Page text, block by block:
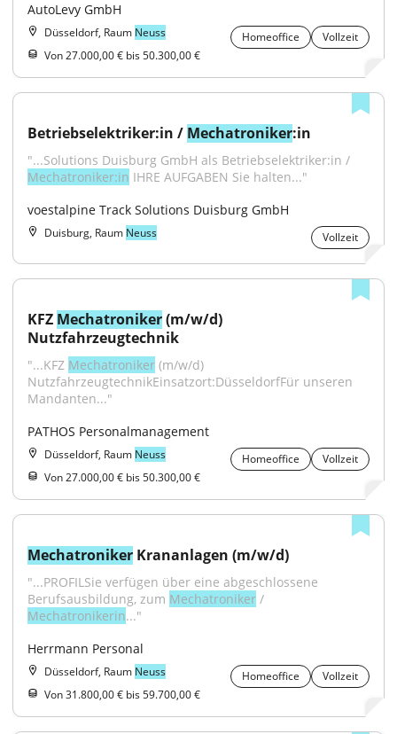
AutoLevy GmbH
Düsseldorf, Raum Neuss Homeoffice
Vollzeit
Von 27.000,00 € bis 50.300,00 €
Betriebselektriker:in / Mechatroniker:in
Mechatroniker:in IHRE AUFGABEN Sie halten..."
voestalpine Track Solutions Duisburg GmbH
Duisburg, Raum Neuss Vollzeit
KFZ Mechatroniker (m/w/d)
Nutzfahrzeugtechnik
"...KFZ Mechatroniker (m/w/d)
NutzfahrzeugtechnikEinsatzort:DüsseldorfFür unseren
Mandanten..."
PATHOS Personalmanagement
Düsseldorf, Raum Neuss Homeoffice
Vollzeit
Von 27.000,00 € bis 50.300,00 €
Mechatroniker Krananlagen (m/w/d)
"...PROFILSie verfügen über eine abgeschlossene
Berufsausbildung, zum Mechatroniker
Mechatronikerin..."
Herrmann Personal
Düsseldorf, Raum Neuss Homeoffice
Vollzeit
Von 31.800,00 € bis 59.700,00 €